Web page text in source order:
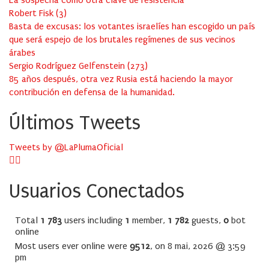
Robert Fisk (3)
Basta de excusas: los votantes israelíes han escogido un país
que será espejo de los brutales regímenes de sus vecinos
árabes
Sergio Rodríguez Gelfenstein (273)
85 años después, otra vez Rusia está haciendo la mayor
contribución en defensa de la humanidad.
Últimos Tweets
Tweets by @LaPlumaOficial
Usuarios Conectados
Total 1 783 users including 1 member, 1 782 guests, 0 bot
online
Most users ever online were 9512, on 8 mai, 2026 @ 3:59
pm